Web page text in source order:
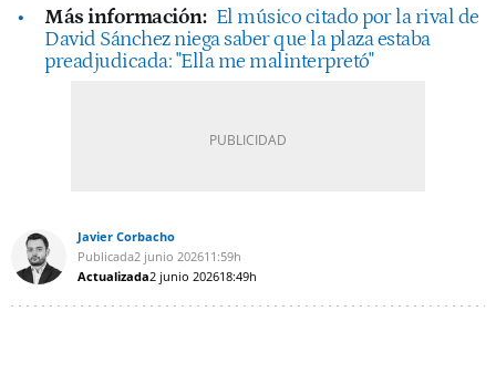
Más información: El músico citado por la rival de
David Sánchez niega saber que la plaza estaba
preadjudicada: "Ella me malinterpretó"
Javier Corbacho
Publicada2 junio 202611:59h
Actualizada2 junio 202618:49h